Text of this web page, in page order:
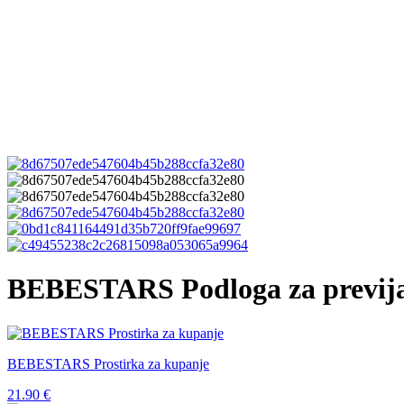
BEBESTARS Podloga za
BEBESTARS Prostirka za kupanje
21.90 €